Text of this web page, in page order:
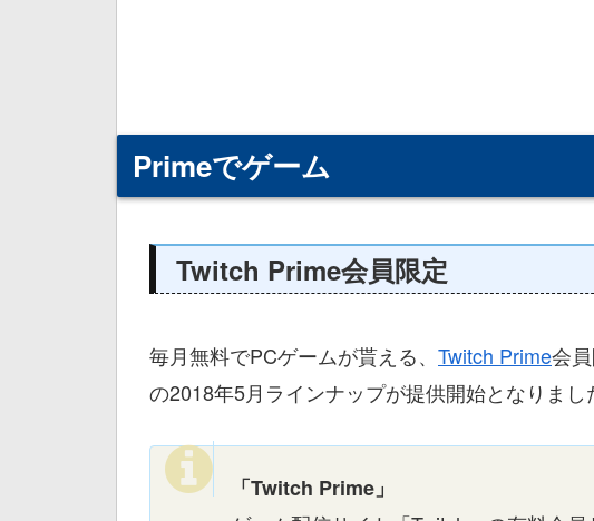
Primeでゲーム
Twitch Prime会員限定
毎月無料でPCゲームが貰える、 Twitch Prime会
の2018年5月ラインナップが提供開始となりまし
「Twitch Prime」